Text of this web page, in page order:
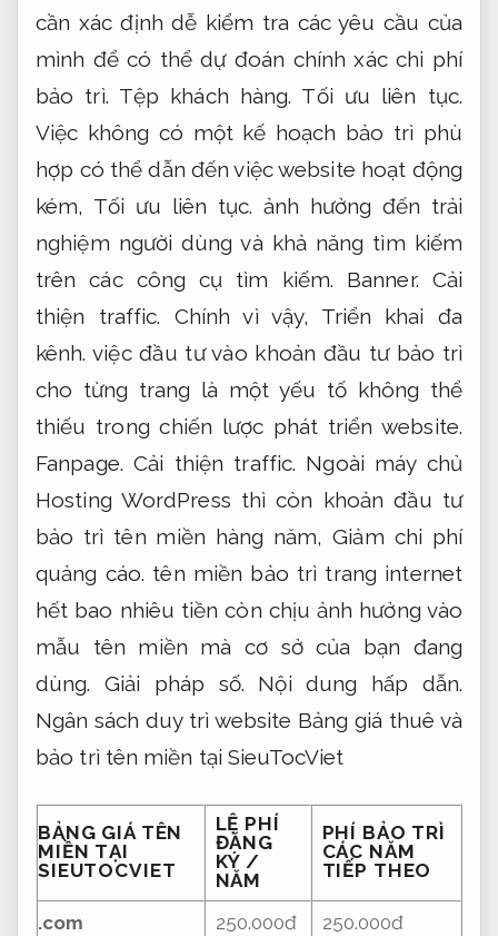
cần xác định dễ kiểm tra các yêu cầu của
mình để có thể dự đoán chính xác chi phí
bảo trì. Tệp khách hàng. Tối ưu liên tục.
Việc không có một kế hoạch bảo trì phù
hợp có thể dẫn đến việc website hoạt động
kém, Tối ưu liên tục. ảnh hưởng đến trải
nghiệm người dùng và khả năng tìm kiếm
trên các công cụ tìm kiếm. Banner. Cải
thiện traffic. Chính vì vậy, Triển khai đa
kênh. việc đầu tư vào khoản đầu tư bảo trì
cho từng trang là một yếu tố không thể
thiếu trong chiến lược phát triển website.
Fanpage. Cải thiện traffic. Ngoài máy chủ
Hosting WordPress thì còn khoản đầu tư
bảo trì tên miền hàng năm,Giảm chi phí
quảng cáo. tên miền bảo trì trang internet
hết bao nhiêu tiền còn chịu ảnh hưởng vào
mẫu tên miền mà cơ sở của bạn đang
dùng. Giải pháp số.
Nội dung hấp dẫn.
Ngân sách duy trì website Bảng giá thuê và
bảo trì tên miền tại SieuTocViet
BẢNG GIÁ TÊN
MIỀN TẠI
SIEUTOCVIET
LỆ PHÍ
ĐĂNG
KÝ /
NĂM
PHÍ BẢO TRÌ
CÁC NĂM
TIẾP THEO
.com 250.000đ
250.000đ